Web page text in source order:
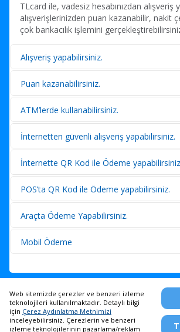
TLcard ile, vadesiz hesabınızdan alışveriş
alışverişlerinizden puan kazanabilir, nakit
çok bankacılık işlemini
Alışveriş yapabilirsiniz.
Puan kazanabilirsiniz.
ATM’lerde kullanabilirsiniz.
İnternetten güvenli alışveriş yapabilirsiniz.
İnternette QR Kod ile Ödeme
POS’ta QR Kod ile Ödeme yapabilirsiniz.
Araçta Ödeme Yapabilirsiniz.
Mobil Ödeme
Telefon Bankacılığı
Web sitemizde çerezler ve benzeri izleme
teknolojileri kullanılmaktadır. Detaylı bilgi
için Çerez Aydınlatma Metnimizi
inceleyebilirsiniz. Çerezlerin ve benzeri
izleme teknolojilerinin pazarlama/reklam